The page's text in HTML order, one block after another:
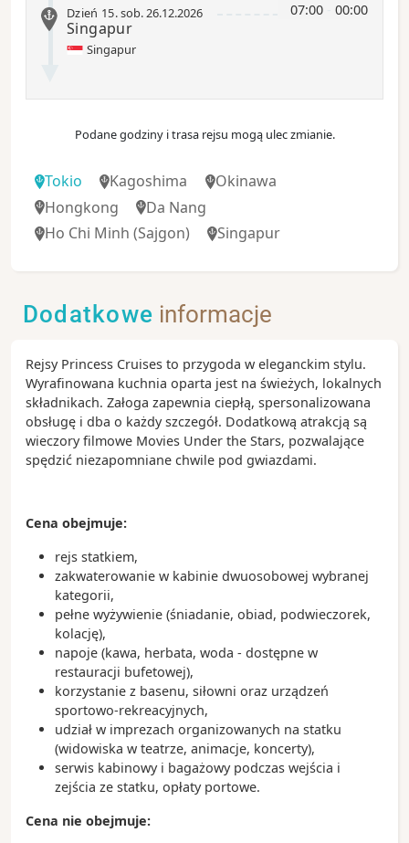
07:00 00:00
Dzień 15.sob.26.12.2026
Singapur
Singapur
Podane godziny i trasa rejsu mogą ulec zmianie.
Tokio Kagoshima
Okinawa
Hongkong
Da Nang
Ho Chi Minh (Sajgon) Singapur
Dodatkowe informacje
Rejsy Princess Cruises to przygoda w eleganckim stylu.
Wyrafinowana kuchnia oparta jest na świeżych, lokalnych
składnikach. Załoga zapewnia ciepłą, spersonalizowana
obsługę i dba o każdy szczegół. Dodatkową atrakcją są
wieczory filmowe Movies Under the Stars, pozwalające
spędzić niezapomniane chwile pod gwiazdami.
Cena obejmuje:
rejs statkiem,
zakwaterowanie w kabinie dwuosobowej wybranej
kategorii,
pełne wyżywienie (śniadanie, obiad, podwieczorek,
kolację),
napoje (kawa, herbata, woda - dostępne w
restauracji bufetowej),
korzystanie z basenu, siłowni oraz urządzeń
sportowo-rekreacyjnych,
udział w imprezach organizowanych na statku
(widowiska w teatrze, animacje, koncerty),
serwis kabinowy i bagażowy podczas wejścia i
zejścia ze statku, opłaty portowe.
Cena nie obejmuje: